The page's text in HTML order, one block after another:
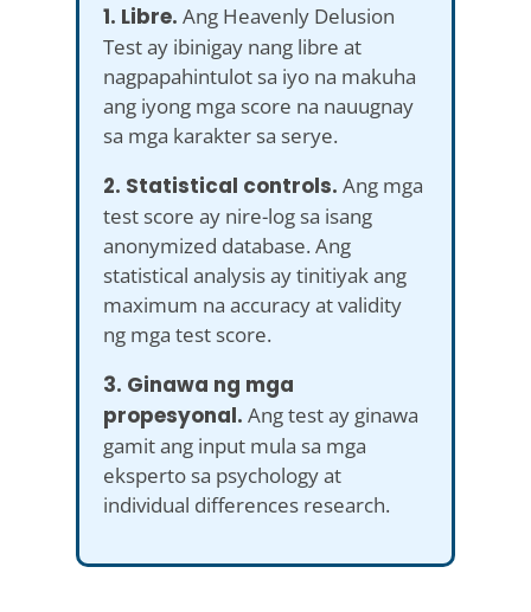
1. Libre. Ang Heavenly Delusion
Test ay ibinigay nang libre at
nagpapahintulot sa iyo na makuha
ang iyong mga score na nauugnay
sa mga karakter sa serye.
2. Statistical controls. Ang mga
test score ay nire-log sa isang
anonymized database. Ang
statistical analysis ay tinitiyak ang
maximum na accuracy at validity
ng mga test score.
3. Ginawa ng mga
propesyonal. Ang test ay ginawa
gamit ang input mula sa mga
eksperto sa psychology at
individual differences research.